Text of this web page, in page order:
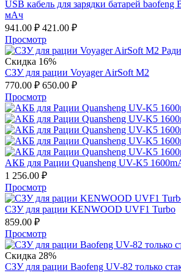
USB кабель для зарядки батарей
мАч
941.00 ₽ 421.00 ₽
Просмотр
Скидка 16%
СЗУ для рации Voyager AirSoft M2
770.00 ₽ 650.00 ₽
Просмотр
АКБ для Рации Quansheng UV-K5
1 256.00 ₽
Просмотр
СЗУ для рации KENWOOD UVF1 Turbo
859.00 ₽
Просмотр
Скидка 28%
СЗУ для рации Baofeng UV-82 только